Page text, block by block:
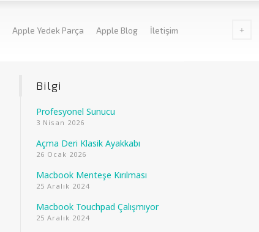
Apple Yedek Parça Apple Blog İletişim
Bilgi
Profesyonel Sunucu
3 Nisan 2026
Açma Deri Klasik Ayakkabı
26 Ocak 2026
Macbook Menteşe Kırılması
25 Aralık 2024
Macbook Touchpad Çalışmıyor
25 Aralık 2024